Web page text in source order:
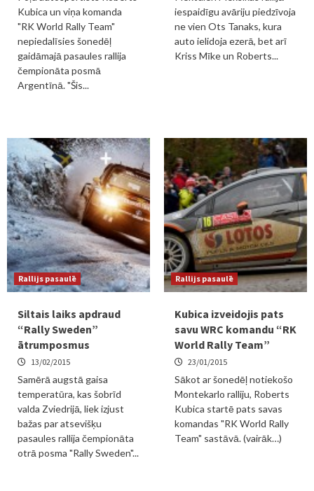
Kubica un viņa komanda
"RK World Rally Team"
nepiedalīsies šonedēļ
gaidāmajā pasaules rallija
čempionāta posmā
Argentīnā. "Šis...
iespaidīgu avāriju piedzīvoja
ne vien Ots Tanaks, kura
auto ielidoja ezerā, bet arī
Kriss Mīke un Roberts...
Rallijs pasaulē
Siltais laiks apdraud
“Rally Sweden”
ātrumposmus
13/02/2015
Samērā augstā gaisa
temperatūra, kas šobrīd
valda Zviedrijā, liek izjust
bažas par atsevišķu
pasaules rallija čempionāta
otrā posma "Rally Sweden"...
Rallijs pasaulē
Kubica izveidojis pats
savu WRC komandu “RK
World Rally Team”
23/01/2015
Sākot ar šonedēļ notiekošo
Montekarlo ralliju, Roberts
Kubica startē pats savas
komandas "RK World Rally
Team" sastāvā. (vairāk…)